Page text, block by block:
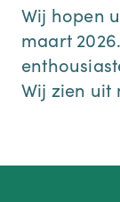
Wij hopen
maart
Wij zien uit